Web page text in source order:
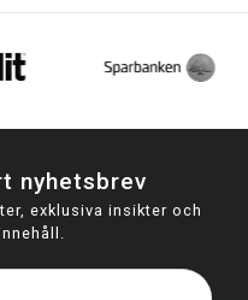
nyhetsbrev
exklusiva insikter och